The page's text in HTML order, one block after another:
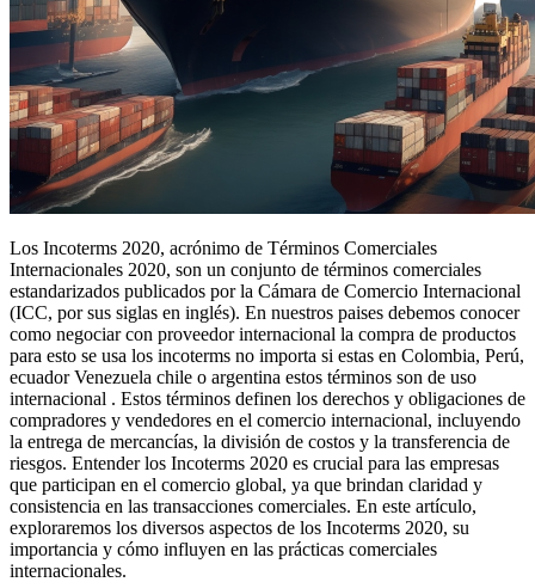
Los Incoterms 2020, acrónimo de Términos Comerciales
Internacionales 2020, son un conjunto de términos comerciales
estandarizados publicados por la Cámara de Comercio Internacional
(ICC, por sus siglas en inglés). En nuestros paises debemos conocer
como negociar con proveedor internacional la compra de productos
para esto se usa los incoterms no importa si estas en Colombia, Perú,
ecuador Venezuela chile o argentina estos términos son de uso
internacional . Estos términos definen los derechos y obligaciones de
compradores y vendedores en el comercio internacional, incluyendo
la entrega de mercancías, la división de costos y la transferencia de
riesgos. Entender los Incoterms 2020 es crucial para las empresas
que participan en el comercio global, ya que brindan claridad y
consistencia en las transacciones comerciales. En este artículo,
exploraremos los diversos aspectos de los Incoterms 2020, su
importancia y cómo influyen en las prácticas comerciales
internacionales.